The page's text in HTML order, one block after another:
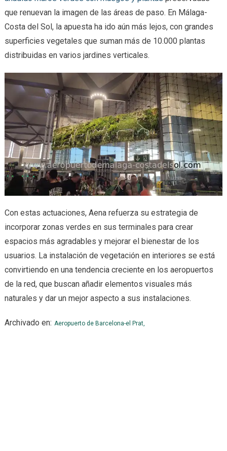
que renuevan la imagen de las áreas de paso. En Málaga-
Costa del Sol, la apuesta ha ido aún más lejos, con grandes
superficies vegetales que suman más de 10.000 plantas
distribuidas en varios jardines verticales.
Con estas actuaciones, Aena refuerza su estrategia de
incorporar zonas verdes en sus terminales para crear
espacios más agradables y mejorar el bienestar de los
usuarios. La instalación de vegetación en interiores se está
convirtiendo en una tendencia creciente en los aeropuertos
de la red, que buscan añadir elementos visuales más
naturales y dar un mejor aspecto a sus instalaciones.
Archivado en: Aeropuerto de Barcelona-el Prat,